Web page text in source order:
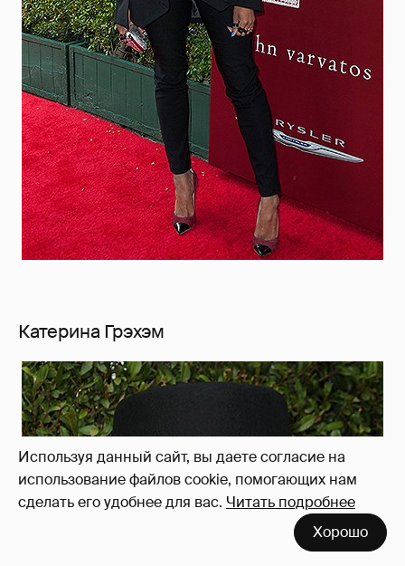
Используя данный сайт, вы даете согласие на
использование файлов cookie, помогающих нам
сделать его удобнее для вас. Читать подробнее
Хорошо
Катерина Грэхэм